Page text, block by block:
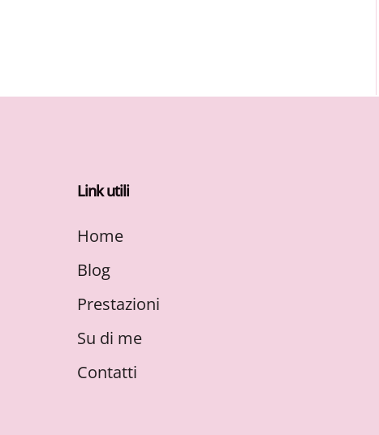
Link utili
Home
Blog
Prestazioni
Su di me
Contatti